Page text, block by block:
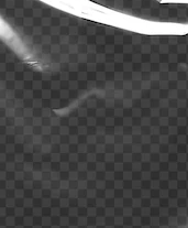
um deine beste
Mehr als 1 Million
Kreativen, Unternehmen,